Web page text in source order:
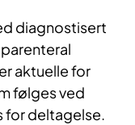
diagnostisert
aktuelle for
følges ved
for deltagelse.